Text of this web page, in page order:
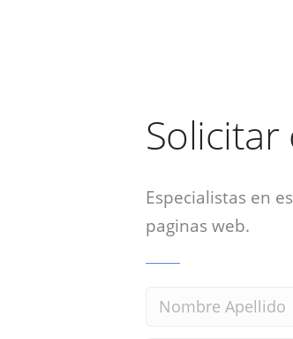
Especialistas en
paginas web.